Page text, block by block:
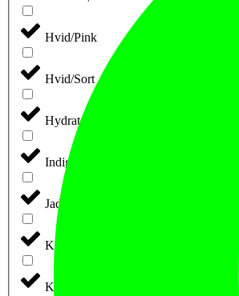
Hvid/Pink
Hvid/Sort
Hydrate
Indigo
Jade
Khaki Melange
Kit